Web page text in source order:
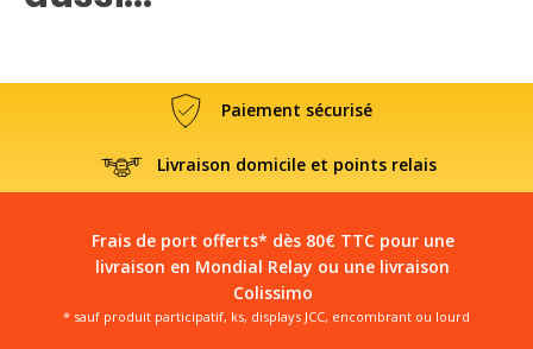
Paiement sécurisé
Livraison domicile et points relais
Frais de port offerts* dès 80€ TTC pour une
livraison en Mondial Relay ou une livraison
Colissimo
* sauf produit participatif, ks, displays JCC, encombrant ou lourd